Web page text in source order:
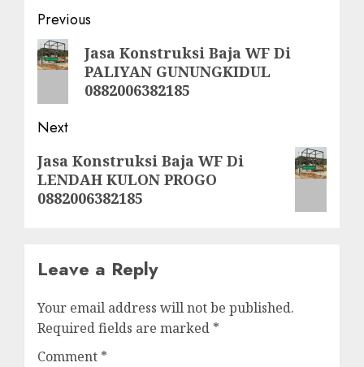
Post
navigation
Previous
Previous
post:
Jasa Konstruksi Baja WF Di
PALIYAN GUNUNGKIDUL
0882006382185
Next
Next
post:
Jasa Konstruksi Baja WF Di
LENDAH KULON PROGO
0882006382185
Leave a Reply
Your email address will not be published.
Required fields are marked *
Comment *